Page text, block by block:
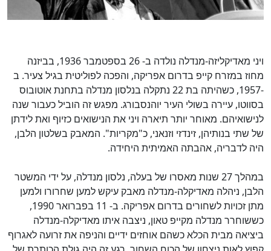
ויני מאדיקליזה-מנדלה נולדה ב- 26 בספטמבר 1936, בביזנה
מחוז במזרח קייפ בדרום אפריקה, והפכה לפוליטית בגיל צעיר. ב
-1957, כשהיתה בת 22 נתקלה בנלסון מנדלה בתחנת אוטובוס
בסווטו, עיירה בשולי העיר יוהנסבורג. מפגש זה הוביל כעבור שנה
לנישואיהם. מאוחר יותר תיארה ויני את הנישואים כזיוף ואת לידתן
של שתי בנותיהן, זינדזי וזנאני, כ"מקריות". המאבק בשלטון הלבן,
היה לדבריה, אהבתה האמיתית היחידה.
במהלך 27 שנות מאסרו של בעלה, נלסון מנדלה, על ידי המשטר
הלבן, ניהלה מאדיקלה-מנדלה מאבק עיקש למען שחרורו ולמען
מתן זכויות לשחורים בדרום אפריקה. ב- 11 בפברואר 1990,
כששוחרר מנדלה מקייפ טאון, ניצבה איתו מאדיקלה-מנדלה
ביציאה מבית הכלא כשהם אוחזים ידיים והניפה את זרועה לאגרוף